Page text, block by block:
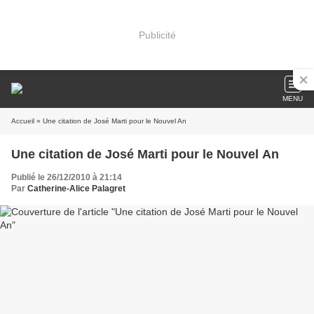
Publicité
MENU
Accueil » Une citation de José Marti pour le Nouvel An
Une citation de José Marti pour le Nouvel An
Publié le 26/12/2010 à 21:14
Par Catherine-Alice Palagret